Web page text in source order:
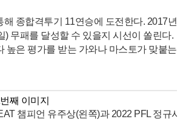
해 종합격투기 11연승에 도전한다. 2017년
) 무패를 달성할 수 있을지 시선이 쏠린다.
높은 평가를 받는 가와나 마스토가 맞붙는
챔피언 유주상(왼쪽)과 2022 PFL 정규